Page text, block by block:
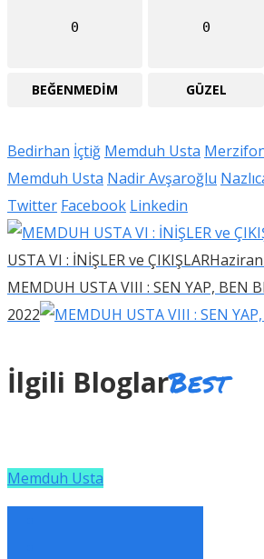
0
BEĞENMEDIM
0
GÜZEL
Bedirhan İçtiğ Memduh Usta
Memduh Usta Nadir Avşaroğlu
Twitter Facebook Linkedin
USTA VI : İNİŞLER ve ÇIKIŞLAR
MEMDUH USTA VIII : SEN YAP, BEN
2022
İlgili BloglarBest
Memduh Usta